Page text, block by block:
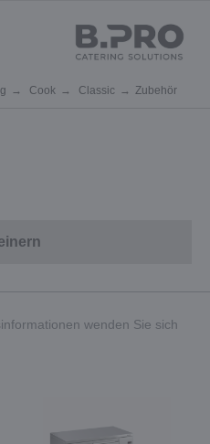
Cook Classic Zubehör
wenden Sie sich